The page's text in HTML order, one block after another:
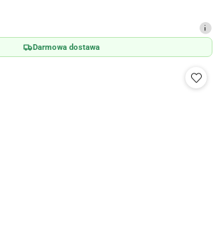
Darmowa dostawa